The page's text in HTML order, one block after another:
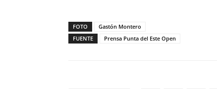
FOTO
Gastón Montero
FUENTE
Prensa Punta del Este Open